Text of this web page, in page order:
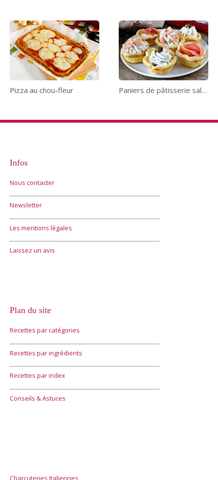
Pizza au chou-fleur Paniers de pâtisserie salés
Infos
Nous contacter
Newsletter
Les mentions légales
Laissez un avis
Plan du site
Recettes par catégories
Recettes par ingrédients
Recettes par index
Conseils & Astuces
Charcuteries Italiennes